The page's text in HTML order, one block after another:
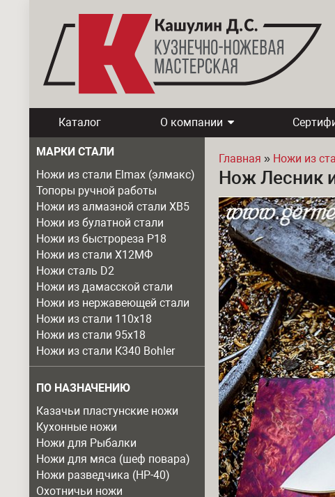
Каталог О компании
МАРКИ СТАЛИ
Ножи из стали Elmax (элмакс)
Топоры ручной работы
Ножи из алмазной стали ХВ5
Ножи из булатной стали
Ножи из быстрореза Р18
Ножи из стали Х12МФ
Ножи сталь D2
Ножи из дамасской стали
Ножи из нержавеющей стали
Ножи из стали 110х18
Ножи из стали 95х18
Ножи из стали К340 Bohler
ПО НАЗНАЧЕНИЮ
Казачьи пластунские ножи
Кухонные ножи
Ножи для Рыбалки
Ножи для мяса (шеф повара)
Ножи разведчика (НР-40)
Охотничьи ножи
Вы здесь
Главная » Ножи из
Нож Лесник